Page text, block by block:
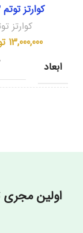
کوارتز توتم 4232
کوارتز
13,000,000
ابعاد
اولین